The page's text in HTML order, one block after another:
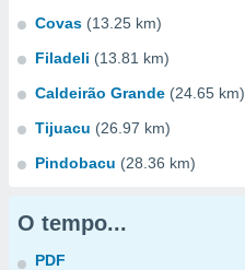
Covas (13.25 km)
Filadeli (13.81 km)
Caldeirão Grande (24.65 km)
Tijuacu (26.97 km)
Pindobacu (28.36 km)
O tempo...
PDF